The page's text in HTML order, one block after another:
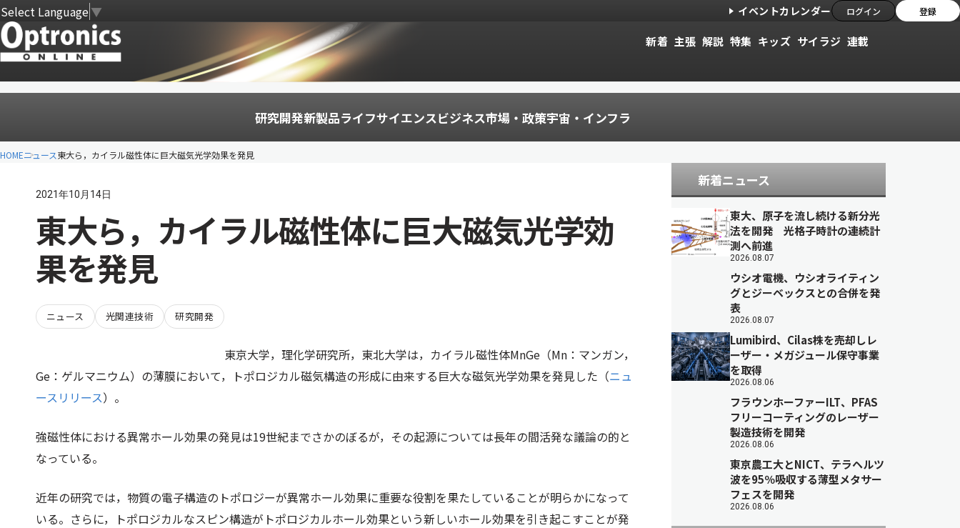
Select Language▼ イベントカレンダー ログイン 登録
新着 主張 解説 特集 キッズ サイラジ 連載
研究開発新製品ライフサイエンスビジネス市場・政策宇宙・インフラ
HOMEニュース東大ら，カイラル磁性体に巨大磁気光学効果を発見
2021年10月14日
東大ら，カイラル磁性体に巨大磁気光学効
果を発見
ニュース 光関連技術 研究開発
東京大学，理化学研究所，東北大学は，カイラル磁性体MnGe（Mn：マンガン，
Ge：ゲルマニウム）の薄膜において，トポロジカル磁気構造の形成に由来する巨大な磁気光学効果を発見した（ニュ
ースリリース）。
強磁性体における異常ホール効果の発見は19世紀までさかのぼるが，その起源については長年の間活発な議論の的と
なっている。
近年の研究では，物質の電子構造のトポロジーが異常ホール効果に重要な役割を果たしていることが明らかになって
いる。さらに，トポロジカルなスピン構造がトポロジカルホール効果という新しいホール効果を引き起こすことが発
新着ニュース
東大、原子を流し続ける新分光
法を開発 光格子時計の連続計
測へ前進
2026.08.07
ウシオ電機、ウシオライティン
グとジーベックスとの合併を発
表
2026.08.07
Lumibird、Cilas株を売却しレ
ーザー・メガジュール保守事業
を取得
2026.08.06
フラウンホーファーILT、PFAS
フリーコーティングのレーザー
製造技術を開発
2026.08.06
東京農工大とNICT、テラヘルツ
波を95％吸収する薄型メタサー
フェスを開発
2026.08.06